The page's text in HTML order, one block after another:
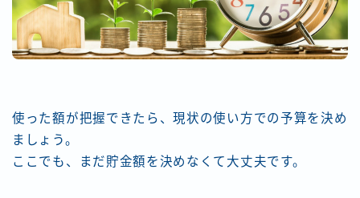
使った額が把握できたら、現状の使い方での予算を決め
ましょう。
ここでも、まだ貯金額を決めなくて大丈夫です。